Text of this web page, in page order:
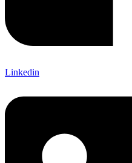
Linkedin